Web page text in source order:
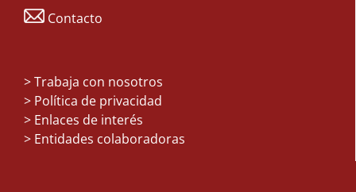
Contacto
>Trabaja con nosotros
> Política de privacidad
> Enlaces de interés
> Entidades colaboradoras